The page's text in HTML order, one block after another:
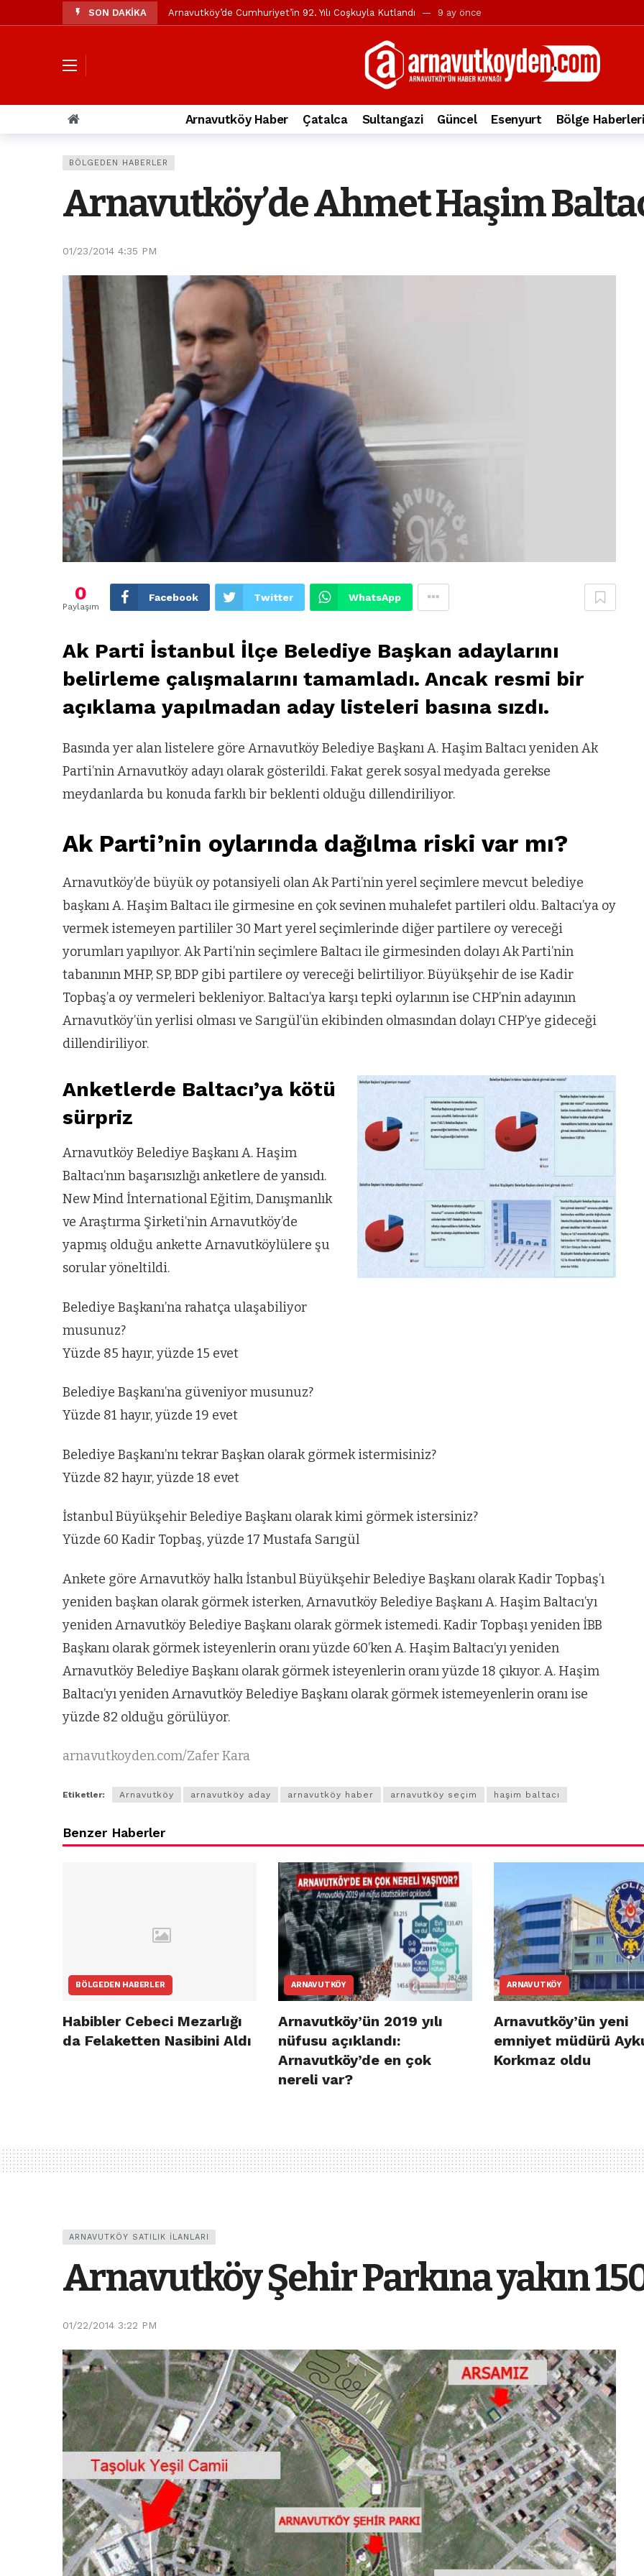
SON DAKİKA Arnavutköy’de Cumhuriyet’in 92. Yılı Coşkuyla Kutlandı 9 ay önce
Özgür Özel’den Arnavutköy Belediyesi’ne ve Mustafa Candaroğlu’na yönelik suçlamalar 10 ay önce
Arnavutköy’ün nüfusu 2024 yılında 344.868’e ulaştı 2 yıl önce
Arnavutköy Taşoluk’ta seyir halindeki otomobil alev alev yandı. 2 yıl önce
Arnavutköy İmrahor Mahallesi sakinleri protesto gösterisi düzenledi 2 yıl önce
Toprak kaydı: 3 hafriyat kamyonu birbirlerinin üzerine devrildi
İstanbul Havalimanı yolundaki kazada, taksideki yolcu öldü 3 yıl önce
Arnavutkoy Belediyesi’ne su baskını tepkisi 3 yıl önce
Arnavutköy Haber Çatalca Sultangazi Güncel Esenyurt Bölge Haberleri
BÖLGEDEN HABERLER
Arnavutköy’de Ahmet Haşim
01/23/2014 4:35 PM
0
Paylaşım
Facebook Twitter WhatsApp
Ak Parti İstanbul İlçe Belediye Başkan adaylarını
belirleme çalışmalarını tamamladı. Ancak resmi bir
açıklama yapılmadan aday listeleri basına sızdı.
Basında yer alan listelere göre Arnavutköy Belediye Başkanı A. Haşim Baltacı yeniden Ak
Parti’nin Arnavutköy adayı olarak gösterildi. Fakat gerek sosyal medyada gerekse
meydanlarda bu konuda farklı bir beklenti olduğu dillendiriliyor.
Ak Parti’nin oylarında dağılma riski var mı?
Arnavutköy’de büyük oy potansiyeli olan Ak Parti’nin yerel seçimlere mevcut belediye
başkanı A. Haşim Baltacı ile girmesine en çok sevinen muhalefet partileri oldu. Baltacı’ya oy
vermek istemeyen partililer 30 Mart yerel seçimlerinde diğer partilere oy vereceği
yorumları yapılıyor. Ak Parti’nin seçimlere Baltacı ile girmesinden dolayı Ak Parti’nin
tabanının MHP, SP, BDP gibi partilere oy vereceği belirtiliyor. Büyükşehir de ise Kadir
Topbaş’a oy vermeleri bekleniyor. Baltacı’ya karşı tepki oylarının ise CHP’nin adayının
Arnavutköy’ün yerlisi olması ve Sarıgül’ün ekibinden olmasından dolayı CHP’ye gideceği
dillendiriliyor.
Anketlerde Baltacı’ya kötü
sürpriz
Arnavutköy Belediye Başkanı A. Haşim
Baltacı’nın başarısızlığı anketlere de yansıdı.
New Mind İnternational Eğitim, Danışmanlık
ve Araştırma Şirketi’nin Arnavutköy’de
yapmış olduğu ankette Arnavutköylülere şu
sorular yöneltildi.
Belediye Başkanı’na rahatça ulaşabiliyor
musunuz?
Yüzde 85 hayır, yüzde 15 evet
Belediye Başkanı’na güveniyor musunuz?
Yüzde 81 hayır, yüzde 19 evet
Belediye Başkanı’nı tekrar Başkan olarak görmek istermisiniz?
Yüzde 82 hayır, yüzde 18 evet
İstanbul Büyükşehir Belediye Başkanı olarak kimi görmek istersiniz?
Yüzde 60 Kadir Topbaş, yüzde 17 Mustafa Sarıgül
Ankete göre Arnavutköy halkı İstanbul Büyükşehir Belediye Başkanı olarak Kadir Topbaş’ı
yeniden başkan olarak görmek isterken, Arnavutköy Belediye Başkanı A. Haşim Baltacı’yı
yeniden Arnavutköy Belediye Başkanı olarak görmek istemedi. Kadir Topbaşı yeniden İBB
Başkanı olarak görmek isteyenlerin oranı yüzde 60’ken A. Haşim Baltacı’yı yeniden
Arnavutköy Belediye Başkanı olarak görmek isteyenlerin oranı yüzde 18 çıkıyor. A. Haşim
Baltacı’yı yeniden Arnavutköy Belediye Başkanı olarak görmek istemeyenlerin oranı ise
yüzde 82 olduğu görülüyor.
arnavutkoyden.com/Zafer Kara
Etiketler: Arnavutköy arnavutköy aday arnavutköy haber arnavutköy seçim haşim baltacı
ve
nüfusu 2024
yılında
344.868’e ulaştı
Benzer Haberler
BÖLGEDEN HABERLER
Habibler Cebeci Mezarlığı
da Felaketten Nasibini Aldı
ARNAVUTKÖY
Arnavutköy’ün 2019 yılı
nüfusu açıklandı:
Arnavutköy’de en çok
nereli var?
ARNAVUTKÖY
Arnavutköy’ün yeni
emniyet müdürü
Korkmaz oldu
ARNAVUTKÖY SATILIK İLANLARI
Arnavutköy Şehir Parkına yakın
01/22/2014 3:22 PM